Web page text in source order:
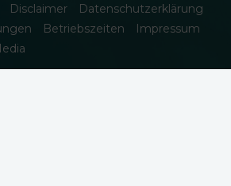
Disclaimer
Datenschutzerklärung
Betriebszeiten
Impressum